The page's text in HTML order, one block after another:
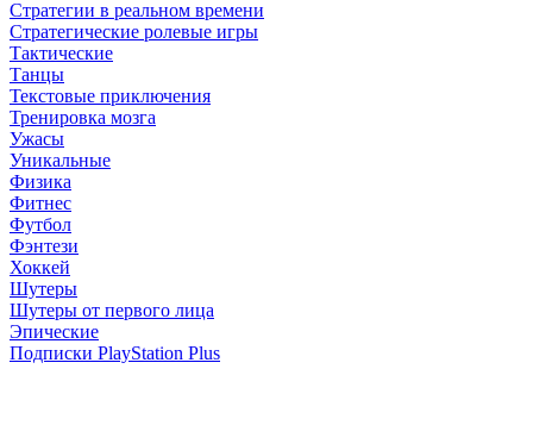
Стратегии в реальном времени
Стратегические ролевые игры
Тактические
Танцы
Текстовые приключения
Тренировка мозга
Ужасы
Уникальные
Физика
Фитнес
Футбол
Фэнтези
Хоккей
Шутеры
Шутеры от первого лица
Эпические
Подписки PlayStation Plus